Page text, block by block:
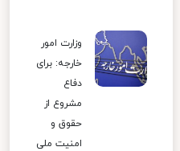
وزارت امور
خارجه: برای
دفاع
مشروع از
حقوق و
امنیت ملی